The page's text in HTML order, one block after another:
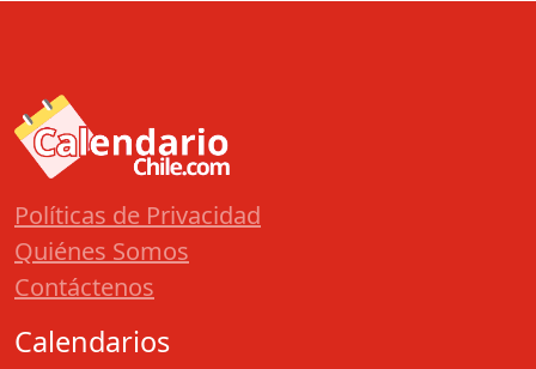
Políticas de Privacidad
Quiénes Somos
Contáctenos
Calendarios